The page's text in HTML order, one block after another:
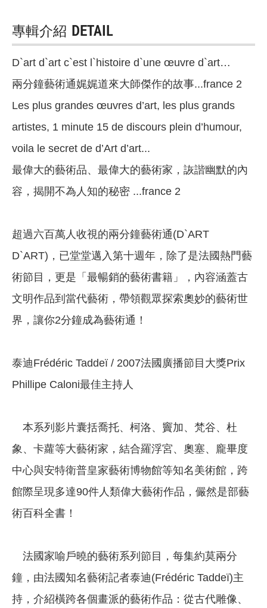
專輯介紹 DETAIL
D`art d`art c`est l`histoire d`une œuvre d`art…
兩分鐘藝術通娓娓道來大師傑作的故事...france 2
Les plus grandes œuvres d’art, les plus grands
artistes, 1 minute 15 de discours plein d’humour,
voila le secret de d’Art d’art...
最偉大的藝術品、最偉大的藝術家，詼諧幽默的內
容，揭開不為人知的秘密 ...france 2
超過六百萬人收視的兩分鐘藝術通(D`ART
D`ART)，已堂堂邁入第十週年，除了是法國熱門藝
術節目，更是「最暢銷的藝術書籍」，內容涵蓋古
文明作品到當代藝術，帶領觀眾探索奧妙的藝術世
界，讓你2分鐘成為藝術通！
泰迪Frédéric Taddeï / 2007法國廣播節目大獎Prix
Phillipe Caloni最佳主持人
本系列影片囊括喬托、柯洛、竇加、梵谷、杜
象、卡蘿等大藝術家，結合羅浮宮、奧塞、龐畢度
中心與安特衛普皇家藝術博物館等知名美術館，跨
館際呈現多達90件人類偉大藝術作品，儼然是部藝
術百科全書！
法國家喻戶曉的藝術系列節目，每集約莫兩分
鐘，由法國知名藝術記者泰迪(Frédéric Taddeï)主
持，介紹橫跨各個畫派的藝術作品：從古代雕像、